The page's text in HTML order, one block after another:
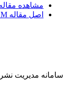
مشاهده
اصل مقاله M
سامانه مدیریت